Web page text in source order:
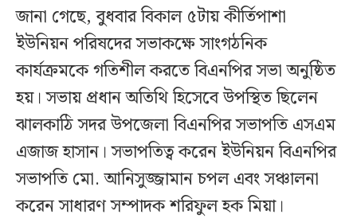
জানা গেছে, বুধবার বিকাল ৫টায় কীর্তিপাশা
ইউনিয়ন পরিষদের সভাকক্ষে সাংগঠনিক
কার্যক্রমকে গতিশীল করতে বিএনপির সভা অনুষ্ঠিত
হয়। সভায় প্রধান অতিথি হিসেবে উপস্থিত ছিলেন
ঝালকাঠি সদর উপজেলা বিএনপির সভাপতি এসএম
এজাজ হাসান। সভাপতিত্ব করেন ইউনিয়ন বিএনপির
সভাপতি মো. আনিসুজ্জামান চপল এবং সঞ্চালনা
করেন সাধারণ সম্পাদক শরিফুল হক মিয়া।